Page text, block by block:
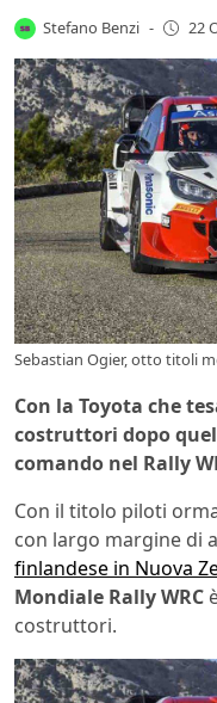
Stefano Benzi - 22
Sebastian Ogier, otto titoli
Con la Toyota che
costruttori dopo
comando nel Rally
Con il titolo piloti
con largo margine di
finlandese in Nuova
Mondiale Rally WRC
costruttori.